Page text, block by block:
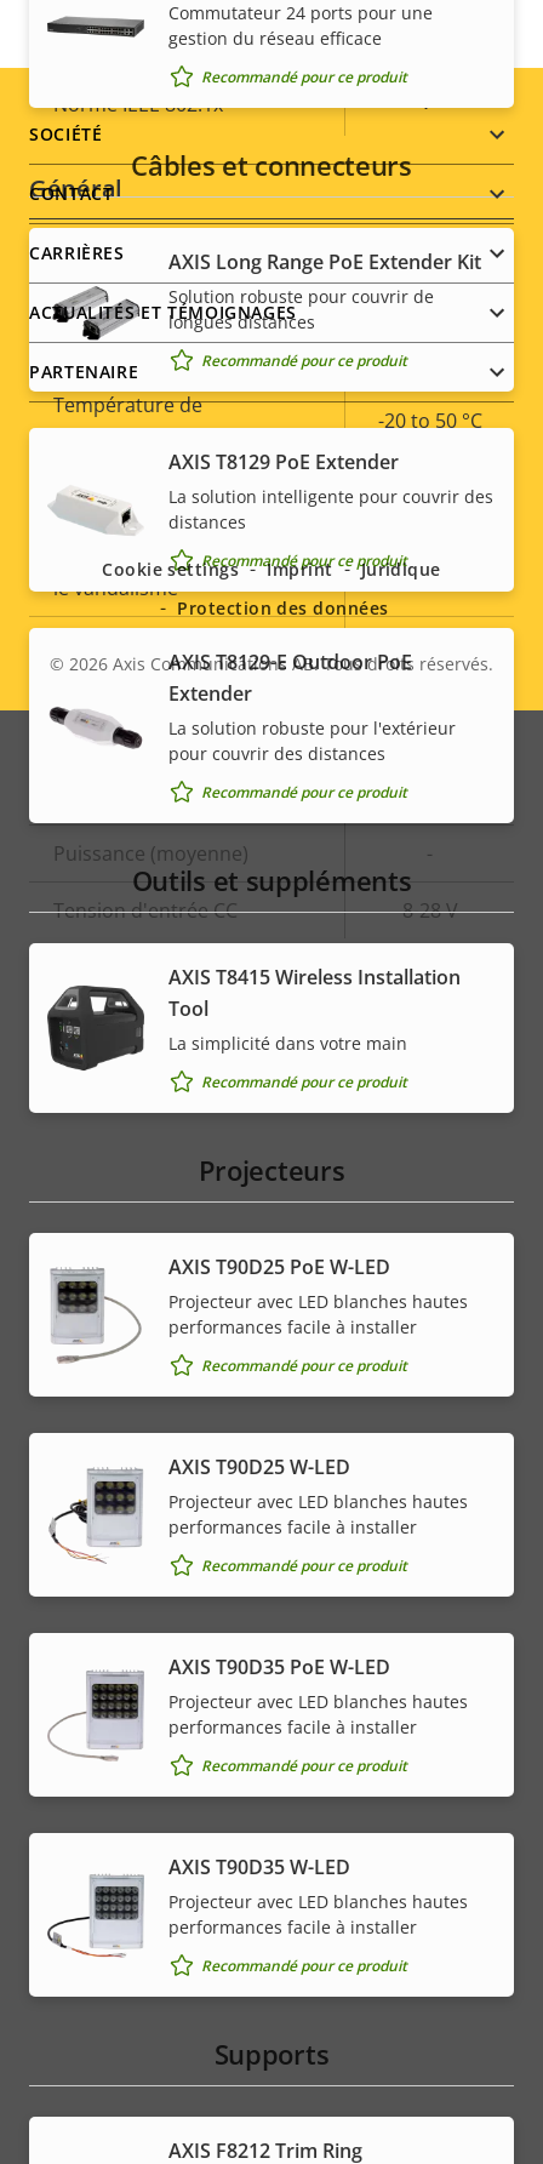
Description
propriété
Valeur de
la
propriété
Cryptage HTTPS
Norme IEEE 802.1x Oui
Général
Description
de la
propriété
Valeur de
la
propriété
Éclairage IR intégré –
Stockage local (fente pour
carte mémoire)
Température de
fonctionnement
-20 to 50 °C
Utilisable en extérieur Oui
Indice de protection contre
le vandalisme
-
Alimentation
de la
propriété
Valeur de
la
propriété
Puissance (max.) 4.7 W
Puissance (moyenne) -
Tension d'entrée CC 8-28 V
Commutateur 24 ports pour une
gestion du réseau efficace
Recommandé pour ce produit
Câbles et connecteurs
AXIS Long Range PoE Extender Kit
Solution robuste pour couvrir de
longues distances
Recommandé pour ce produit
AXIS T8129 PoE Extender
La solution intelligente pour couvrir des
distances
Recommandé pour ce produit
AXIS T8129-E Outdoor PoE
Extender
La solution robuste pour l'extérieur
pour couvrir des distances
Recommandé pour ce produit
Outils et suppléments
AXIS T8415 Wireless Installation
Tool
La simplicité dans votre main
Recommandé pour ce produit
Projecteurs
AXIS T90D25 PoE W-LED
Projecteur avec LED blanches hautes
performances facile à installer
Recommandé pour ce produit
AXIS T90D25 W-LED
Projecteur avec LED blanches hautes
performances facile à installer
Recommandé pour ce produit
AXIS T90D35 PoE W-LED
Projecteur avec LED blanches hautes
performances facile à installer
Recommandé pour ce produit
AXIS T90D35 W-LED
Projecteur avec LED blanches hautes
performances facile à installer
Recommandé pour ce produit
Supports
AXIS F8212 Trim Ring
Footer
menu
SOCIÉTÉ
CONTACT
CARRIÈRES
ACTUALITÉS ET TÉMOIGNAGES
PARTENAIRE
Social
menu
Legal
menu
© 2026 Axis Communications AB. Tous droits réservés.
Cookie settings Imprint
Juridique
Protection des données